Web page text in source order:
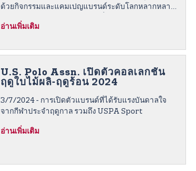
ด้วยกิจกรรมและแคมเปญแบรนด์ระดับโลกหลากหลาย
ประทับใจให้แฟนกีฬารวมถึงลูกค้าทั่วโลก
อ่านเพิ่มเติม
U.S. Polo Assn. เปิดตัวคอลเลกชัน
ฤดูใบไม้ผลิ-ฤดูร้อน 2024
3/7/2024 - การเปิดตัวแบรนด์ที่ได้รับแรงบันดาลใจ
จากกีฬาประจําฤดูกาล รวมถึง USPA Sport
อ่านเพิ่มเติม